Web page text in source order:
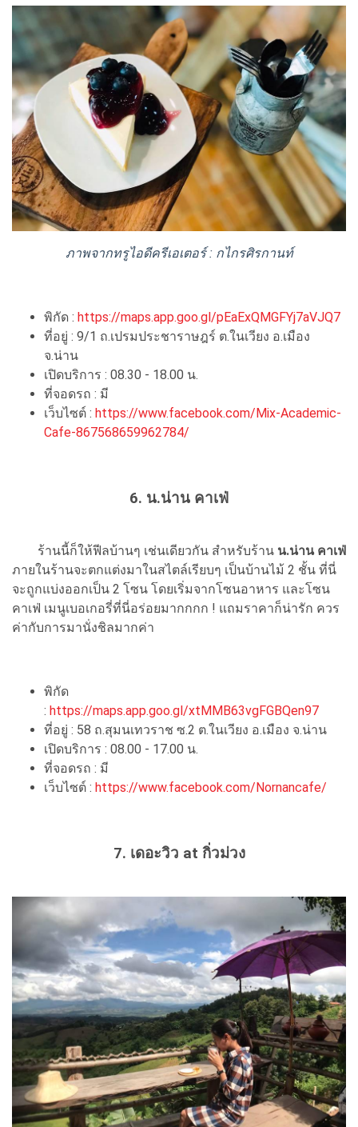
ภาพจากทรูไอดีครีเอเตอร์ : กไกรศิรกานท์
พิกัด : https://maps.app.goo.gl/pEaExQMGFYj7aVJQ7
ที่อยู่ : 9/1 ถ.เปรมประชาราษฎร์ ต.ในเวียง อ.เมือง
จ.น่าน
เปิดบริการ : 08.30 - 18.00 น.
ที่จอดรถ : มี
เว็บไซต์ : https://www.facebook.com/Mix-Academic-
Cafe-867568659962784/
6. น.น่าน คาเฟ่
ร้านนี้ก็ให้ฟีลบ้านๆ เช่นเดียวกัน สำหรับร้าน น.น่าน คาเฟ่
ภายในร้านจะตกแต่งมาในสไตล์เรียบๆ เป็นบ้านไม้ 2 ชั้น ที่นี่
จะถูกแบ่งออกเป็น 2 โซน โดยเริ่มจากโซนอาหาร และโซน
คาเฟ่ เมนูเบอเกอรี่ที่นี่อร่อยมากกกก ! แถมราคาก็น่ารัก ควร
ค่ากับการมานั่งชิลมากค่า
พิกัด
: https://maps.app.goo.gl/xtMMB63vgFGBQen97
ที่อยู่ : 58 ถ.สุมนเทวราช ซ.2 ต.ในเวียง อ.เมือง จ.น่าน
เปิดบริการ : 08.00 - 17.00 น.
ที่จอดรถ : มี
เว็บไซต์ : https://www.facebook.com/Nornancafe/
7. เดอะวิว at กิ่วม่วง